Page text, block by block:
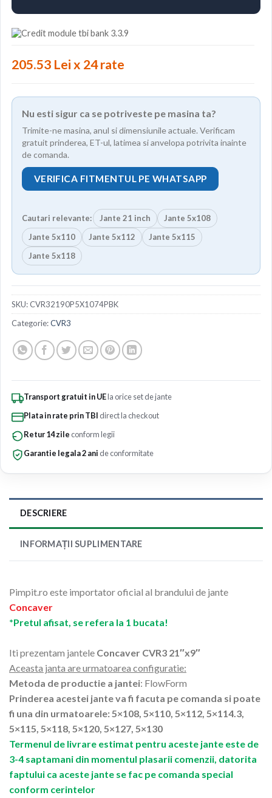
205.53 Lei x 24 rate
Nu esti sigur ca se potriveste pe masina ta?
Trimite-ne masina, anul si dimensiunile actuale. Verificam
gratuit prinderea, ET-ul, latimea si anvelopa potrivita inainte
de comanda.
VERIFICA FITMENTUL PE WHATSAPP
Cautari relevante: Jante 21 inch
Jante 5x108
Jante 5x110
Jante 5x112
Jante 5x115
Jante 5x118
SKU:CVR32190P5X1074PBK
Categorie:CVR3
Transport gratuit in UEla orice set de jante
Plata in rate prin TBI direct la checkout
Retur 14 zile conform legii
Garantie legala 2 ani de conformitate
DESCRIERE
INFORMAȚII SUPLIMENTARE
Pimpit.ro este importator oficial al brandului de jante
Concaver
*Pretul afisat, se refera la 1 bucata!
Iti prezentam jantele Concaver CVR3 21″x9″
Aceasta janta are urmatoarea configuratie:
Metoda de productie a jantei: FlowForm
Prinderea acestei jante va fi facuta pe comanda si poate
fi una din urmatoarele: 5×108, 5×110, 5×112, 5×114.3,
5×115, 5×118, 5×120, 5×127, 5×130
Termenul de livrare estimat pentru aceste jante este de
3-4 saptamani din momentul plasarii comenzii, datorita
faptului ca aceste jante se fac pe comanda special
conform cerintelor